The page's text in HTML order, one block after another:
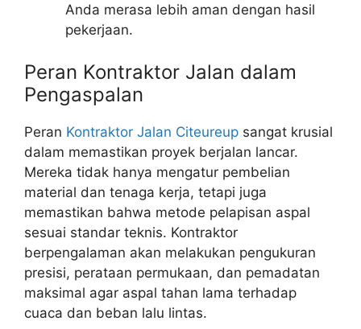
Anda merasa lebih aman dengan hasil
pekerjaan.
Peran Kontraktor Jalan dalam
Pengaspalan
Peran Kontraktor Jalan Citeureup sangat krusial
dalam memastikan proyek berjalan lancar.
Mereka tidak hanya mengatur pembelian
material dan tenaga kerja, tetapi juga
memastikan bahwa metode pelapisan aspal
sesuai standar teknis. Kontraktor
berpengalaman akan melakukan pengukuran
presisi, perataan permukaan, dan pemadatan
maksimal agar aspal tahan lama terhadap
cuaca dan beban lalu lintas.